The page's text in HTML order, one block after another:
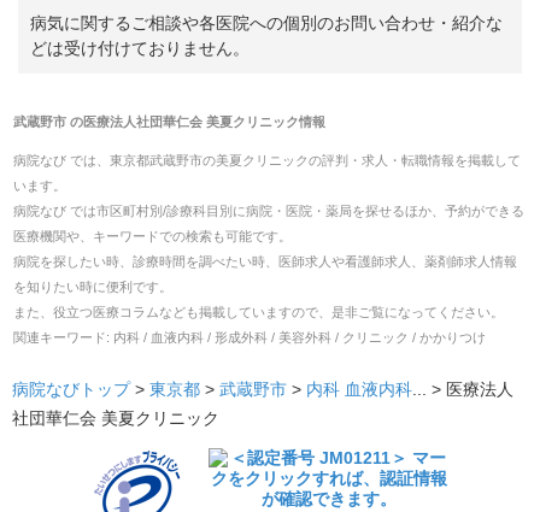
病気に関するご相談や各医院への個別のお問い合わせ・紹介な
どは受け付けておりません。
武蔵野市の医療法人社団華仁会 美夏クリニック情報
病院なび では、 東京都武蔵野市の美夏クリニックの評判・求人・転職情報を掲載して
います。
病院なび では市区町村別/診療科目別に病院・医院・薬局を探せるほか、予約ができる
医療機関や、キーワードでの検索も可能です。
病院を探したい時、診療時間を調べたい時、医師求人や看護師求人、薬剤師求人情報
を知りたい時に便利です。
また、役立つ医療コラムなども掲載していますので、是非ご覧になってください。
関連キーワード: 内科 / 血液内科 / 形成外科 / 美容外科 / クリニック / かかりつけ
病院なびトップ> 東京都 > 武蔵野市 > 内科 血液内科 ... > 医療法人
社団華仁会 美夏クリニック